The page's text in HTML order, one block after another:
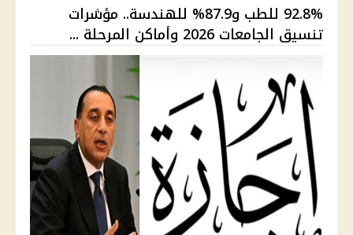
92.8% للطب و87.9% للهندسة.. مؤشرات
تنسيق الجامعات 2026 وأماكن المرحلة ...